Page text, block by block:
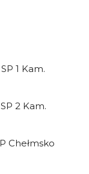
Kam.
Kam.